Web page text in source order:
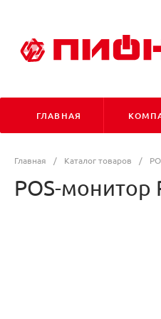
ГЛАВНАЯ
Главная / Каталог товаров /
POS-монитор